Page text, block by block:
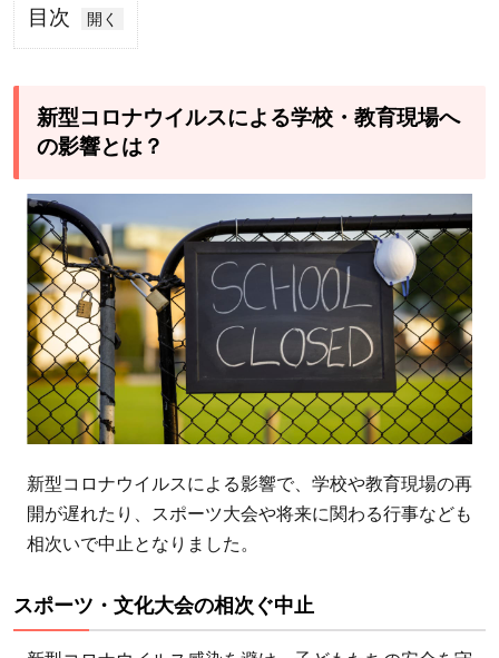
目次
1
コロ
ナウ
スに
よる
学
校・
教育
現場
への
影響
と
1.1
スポ
ツ・
文化
大会
新型コロナウイルスによる学校・教育現場へ
の影響とは？
新型コロナウイルスによる影響で、学校や教育現場の再
開が遅れたり、スポーツ大会や将来に関わる行事なども
相次いで中止となりました。
スポーツ・文化大会の相次ぐ中止